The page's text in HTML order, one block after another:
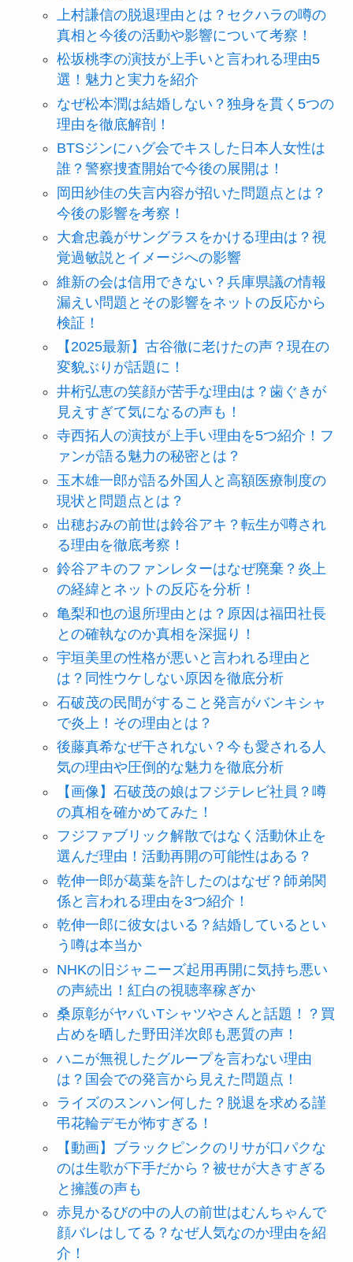
上村謙信の脱退理由とは？セクハラの噂の
真相と今後の活動や影響について考察！
松坂桃李の演技が上手いと言われる理由5
選！魅力と実力を紹介
なぜ松本潤は結婚しない？独身を貫く5つの
理由を徹底解剖！
BTSジンにハグ会でキスした日本人女性は
誰？警察捜査開始で今後の展開は！
岡田紗佳の失言内容が招いた問題点とは？
今後の影響を考察！
大倉忠義がサングラスをかける理由は？視
覚過敏説とイメージへの影響
維新の会は信用できない？兵庫県議の情報
漏えい問題とその影響をネットの反応から
検証！
【2025最新】古谷徹に老けたの声？現在の
変貌ぶりが話題に！
井桁弘恵の笑顔が苦手な理由は？歯ぐきが
見えすぎて気になるの声も！
寺西拓人の演技が上手い理由を5つ紹介！フ
ァンが語る魅力の秘密とは？
玉木雄一郎が語る外国人と高額医療制度の
現状と問題点とは？
出穂おみの前世は鈴谷アキ？転生が噂され
る理由を徹底考察！
鈴谷アキのファンレターはなぜ廃棄？炎上
の経緯とネットの反応を分析！
亀梨和也の退所理由とは？原因は福田社長
との確執なのか真相を深掘り！
宇垣美里の性格が悪いと言われる理由と
は？同性ウケしない原因を徹底分析
石破茂の民間がすること発言がバンキシャ
で炎上！その理由とは？
後藤真希なぜ干されない？今も愛される人
気の理由や圧倒的な魅力を徹底分析
【画像】石破茂の娘はフジテレビ社員？噂
の真相を確かめてみた！
フジファブリック解散ではなく活動休止を
選んだ理由！活動再開の可能性はある？
乾伸一郎が葛葉を許したのはなぜ？師弟関
係と言われる理由を3つ紹介！
乾伸一郎に彼女はいる？結婚しているとい
う噂は本当か
NHKの旧ジャニーズ起用再開に気持ち悪い
の声続出！紅白の視聴率稼ぎか
桑原彰がヤバいTシャツやさんと話題！？買
占めを晒した野田洋次郎も悪質の声！
ハニが無視したグループを言わない理由
は？国会での発言から見えた問題点！
ライズのスンハン何した？脱退を求める謹
弔花輪デモが怖すぎる！
【動画】ブラックピンクのリサが口パクな
のは生歌が下手だから？被せが大きすぎる
と擁護の声も
赤見かるびの中の人の前世はむんちゃんで
顔バレはしてる？なぜ人気なのか理由を紹
介！